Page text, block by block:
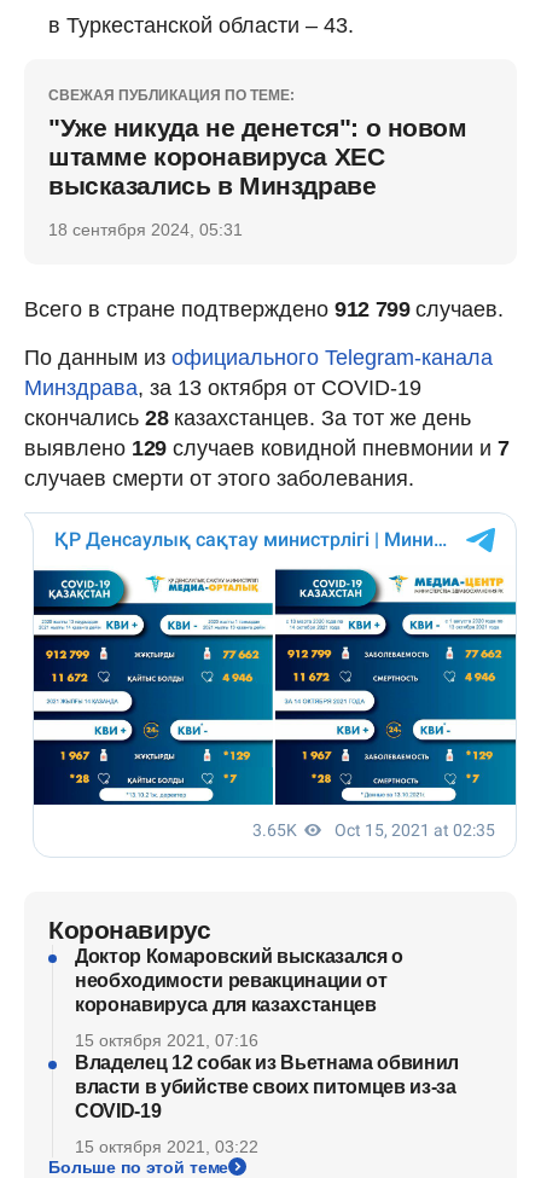
в Туркестанской области – 43.
СВЕЖАЯ ПУБЛИКАЦИЯ ПО ТЕМЕ:
"Уже никуда не денется": о новом
штамме коронавируса ХЕС
высказались в Минздраве
18 сентября 2024, 05:31
Всего в стране подтверждено 912 799случаев.
По данным из официального Telegram-канала
Минздрава, за 13 октября от COVID-19
скончались 28казахстанцев. За тот же день
выявлено 129случаев ковидной пневмонии и 7
случаев смерти от этого заболевания.
Коронавирус
Доктор Комаровский высказался о
необходимости ревакцинации от
коронавируса для казахстанцев
15 октября 2021, 07:16
Владелец 12 собак из Вьетнама обвинил
власти в убийстве своих питомцев из-за
COVID-19
15 октября 2021, 03:22
Больше по этой теме